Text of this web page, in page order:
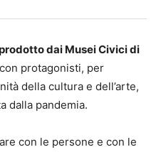
dai Musei Civici di
protagonisti, per
della cultura e dell’arte,
dalla pandemia.
con le persone e con le